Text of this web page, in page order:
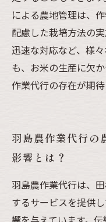
による農地管理は、
配慮した栽培方法の
迅速な対応など、様
も、お米の生産に欠
作業代行の存在が期待
羽島農作業代行の
影響とは？
羽島農作業代行は、
するサービスを提供